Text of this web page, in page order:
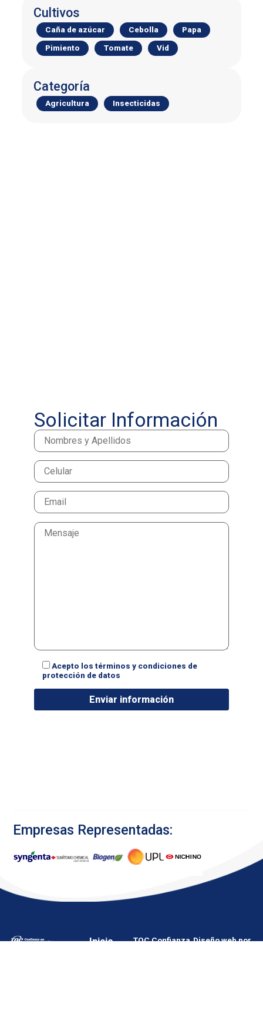
Cultivos
Caña de azúcar Cebolla Papa
Pimiento Tomate Vid
Categoría
Agricultura Insecticidas
Solicitar Información
Acepto los términos y condiciones de
protección de datos
Empresas Representadas:
Inicio
TQC Confianza Diseño web por